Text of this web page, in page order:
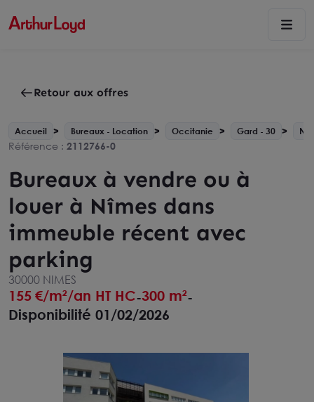
Retour aux offres
Accueil Bureaux - Location Occitanie Gard - 30
Référence : 2112766-0
Bureaux à vendre ou à
louer à Nîmes dans
immeuble récent avec
parking
30000 NIMES
155 €/m²/an HT HC-300 m²-
Disponibilité 01/02/2026